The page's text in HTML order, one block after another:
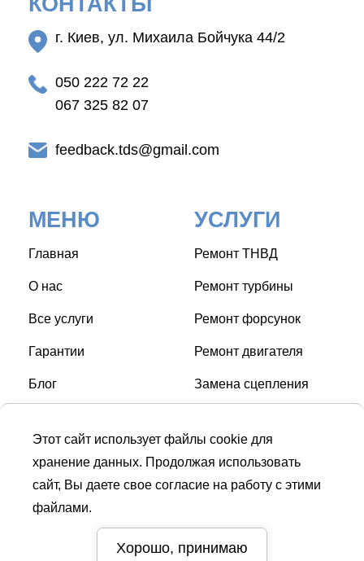
Этот сайт использует файлы cookie для
хранение данных. Продолжая использовать
сайт, Вы даете свое согласие на работу с этими
файлами.
Хорошо, принимаю
МЕНЮ
Главная
О нас
Все услуги
Гарантии
Блог
г. Киев, ул. Михаила Бойчука 44/2
050 222 72 22
067 325 82 07
feedback.tds@gmail.com
УСЛУГИ
Ремонт ТНВД
Ремонт турбины
Ремонт форсунок
Ремонт двигателя
Замена сцепления
Замена ГРМ
СТО © Turbo Diesel Service| Дизель сервис в Киеве |
Диагностика и ремонт дизельного двигателя и топливной